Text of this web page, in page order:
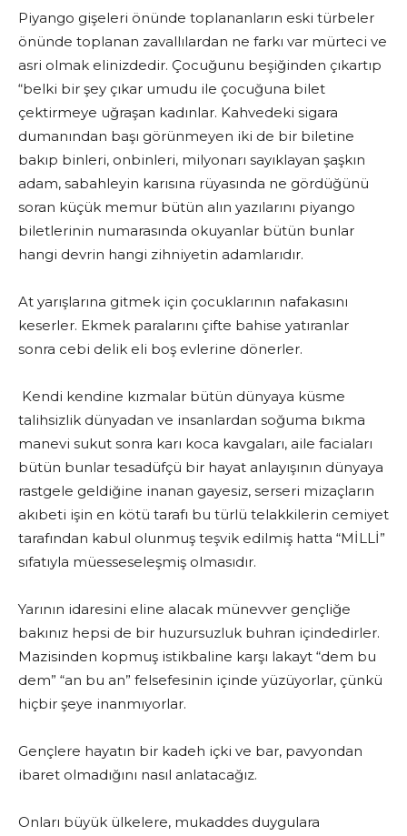
Piyango gişeleri önünde toplananların eski türbeler
önünde toplanan zavallılardan ne farkı var mürteci ve
asri olmak elinizdedir. Çocuğunu beşiğinden çıkartıp
“belki bir şey çıkar umudu ile çocuğuna bilet
çektirmeye uğraşan kadınlar. Kahvedeki sigara
dumanından başı görünmeyen iki de bir biletine
bakıp binleri, onbinleri, milyonarı sayıklayan şaşkın
adam, sabahleyin karısına rüyasında ne gördüğünü
soran küçük memur bütün alın yazılarını piyango
biletlerinin numarasında okuyanlar bütün bunlar
hangi devrin hangi zihniyetin adamlarıdır.
At yarışlarına gitmek için çocuklarının nafakasını
keserler. Ekmek paralarını çifte bahise yatıranlar
sonra cebi delik eli boş evlerine dönerler.
Kendi kendine kızmalar bütün dünyaya küsme
talihsizlik dünyadan ve insanlardan soğuma bıkma
manevi sukut sonra karı koca kavgaları, aile faciaları
bütün bunlar tesadüfçü bir hayat anlayışının dünyaya
rastgele geldiğine inanan gayesiz, serseri mizaçların
akıbeti işin en kötü tarafı bu türlü telakkilerin cemiyet
tarafından kabul olunmuş teşvik edilmiş hatta “MİLLİ”
sıfatıyla müesseseleşmiş olmasıdır.
Yarının idaresini eline alacak münevver gençliğe
bakınız hepsi de bir huzursuzluk buhran içindedirler.
Mazisinden kopmuş istikbaline karşı lakayt “dem bu
dem” “an bu an” felsefesinin içinde yüzüyorlar, çünkü
hiçbir şeye inanmıyorlar.
Gençlere hayatın bir kadeh içki ve bar, pavyondan
ibaret olmadığını nasıl anlatacağız.
Onları büyük ülkelere, mukaddes duygulara